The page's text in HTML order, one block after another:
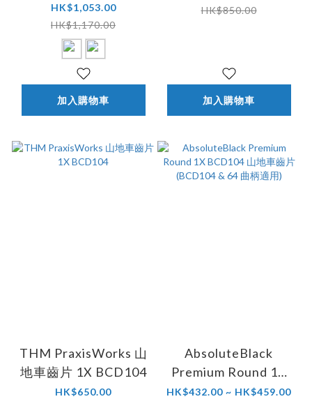
車齒片 (Shimano適用)
HK$1,053.00
HK$1,170.00
加入購物車
片 (DA R9100 & ULT
HK$850.00
加入購物車
THM PraxisWorks 山
地車齒片 1X BCD104
HK$650.00
AbsoluteBlack
Premium Round 1X
BCD104 山地車齒片
HK$432.00 ~ HK$459.00